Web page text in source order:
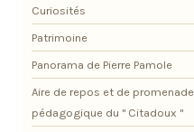
Curiosités
Patrimoine
Panorama de Pierre Pamole
Aire de repos et de promenade
pédagogique du " Citadoux "